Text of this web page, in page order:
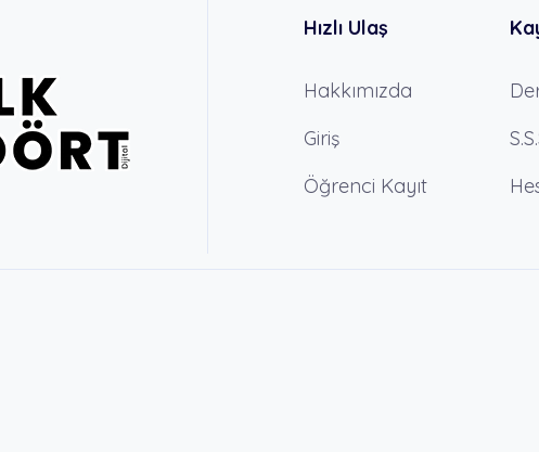
Hızlı Ulaş
Hakkımızda
Giriş
Öğrenci Kayıt